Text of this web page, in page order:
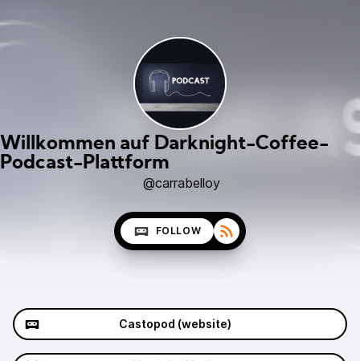
Willkommen auf Darknight-Coffee-
Podcast-Plattform
@carrabelloy
FOLLOW
Castopod (website)